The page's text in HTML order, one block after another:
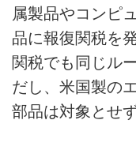
属製品やコンピ
品に報復関税を
関税でも同じル
だし、米国製の
部品は対象とせず